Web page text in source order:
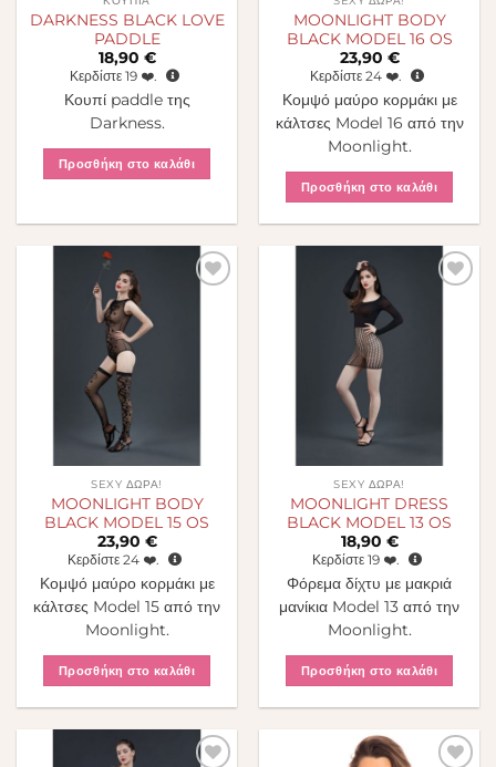
DARKNESS BLACK LOVE
PADDLE
18,90 €
Κερδίστε 19❤️.
Κουπί paddle της
Darkness.
Προσθήκη στο καλάθι
MOONLIGHT BODY
BLACK MODEL 16 OS
23,90 €
Κερδίστε 24❤️.
Κομψό μαύρο κορμάκι με
κάλτσες Model 16 από την
Moonlight.
Προσθήκη στο καλάθι
SEXY ΔΏΡΑ!
MOONLIGHT BODY
BLACK MODEL 15 OS
23,90 €
Κερδίστε 24❤️.
Κομψό μαύρο κορμάκι με
κάλτσες Model 15 από την
Moonlight.
Προσθήκη στο καλάθι
SEXY ΔΏΡΑ!
MOONLIGHT DRESS
BLACK MODEL 13 OS
18,90 €
Κερδίστε 19❤️.
Φόρεμα δίχτυ με μακριά
μανίκια Model 13 από την
Moonlight.
Προσθήκη στο καλάθι